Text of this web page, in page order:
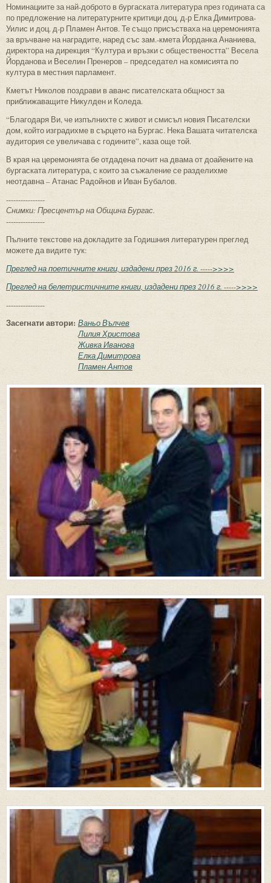
Номинациите за най-доброто в бургаската литература през годината са
по предложение на литературните критици доц. д-р Елка Димитрова-
Уилис и доц. д-р Пламен Антов. Те също присъстваха на церемонията
за връчване на наградите, наред със зам.-кмета Йорданка Ананиева,
директора на дирекция “Култура и връзки с обществеността” Весела
Йорданова и Веселин Пренеров – председател на комисията по
култура в местния парламент.
Кметът Николов поздрави в аванс писателската общност за
приближаващите Никулден и Коледа.
“Благодаря Ви, че изпълнихте с живот и смисъл новия Писателски
дом, който изградихме в сърцето на Бургас. Нека Вашата читателска
аудитория се увеличава с годините”, каза още той.
В края на церемонията бе отдадена почит на двама от доайените на
бургаската литература, с които за съжаление се разделихме
неотдавна – Атанас Радойнов и Иван Бубалов.
----------------
Снимки: Пресцентър на Община Бургас.
----------------
Пълните текстове на докладите за Годишния литературен преглед
можете да видите тук:
Преглед на поетичните книги, издадени през 2016 г. ----->>>>
Преглед на белетристичните книги, издадени през 2016 г. ----->>>>
----------------
Засегнати автори: Ваньо Вълчев
Лилия Христова
Живка Иванова
Елка Димитрова
Пламен Антов